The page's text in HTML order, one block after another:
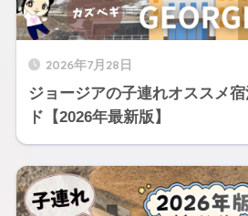
2026年7月28日
ジョージアの子連れオススメ
ド【2026年最新版】